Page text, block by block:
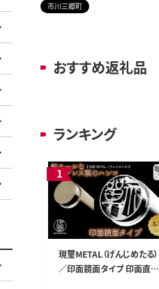
市川三郷町
おすすめ返礼品
ランキング
現璽METAL（げんじめたる）
／印面鏡面タイプ 印面直径